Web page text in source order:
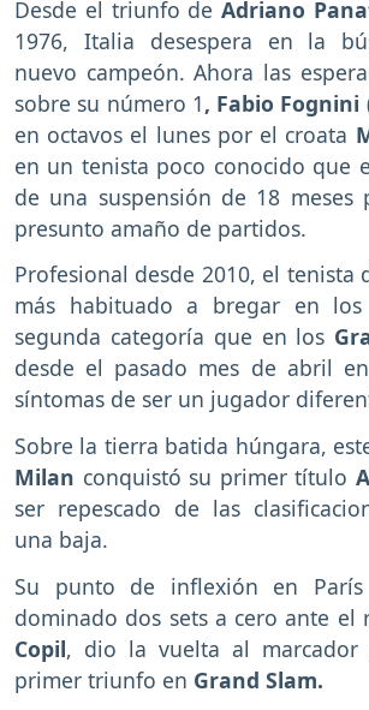
Desde el triunfo de Adriano
1976, Italia desespera en la
nuevo campeón. Ahora las
sobre su número 1, Fabio Fognini
en octavos el lunes por el croata
en un tenista poco conocido que
de una suspensión de 18 meses
presunto amaño de partidos.
Profesional desde 2010, el tenista
más habituado a bregar en
segunda categoría que en los
desde el pasado mes de abril en
síntomas de ser un jugador
Sobre la tierra batida húngara,
Milan conquistó su primer título
ser repescado de las
una baja.
Su punto de inflexión en
dominado dos sets a cero ante el
Copil, dio la vuelta al marcador
primer triunfo en Grand Slam.